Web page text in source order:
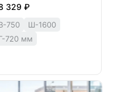
329 ₽
750
Ш-1600
720 мм